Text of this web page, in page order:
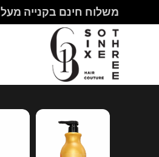
משלוח חינם בקנייה מעל 250 ש"ח